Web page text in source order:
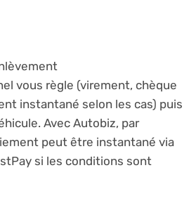
vous règle (virement, chèque
instantané selon les cas) puis
Avec Autobiz, par
peut être instantané via
si les conditions sont